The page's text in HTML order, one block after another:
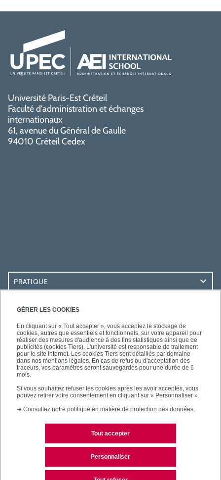
GÉRER LES COOKIES
En cliquant sur « Tout accepter », vous acceptez le stockage de
cookies, autres que essentiels et fonctionnels, sur votre appareil pour
réaliser des mesures d'audience à des fins statistiques ainsi que de
publicités (cookies Tiers). L'université est responsable de traitement
pour le site Internet. Les cookies Tiers sont détaillés par domaine
dans nos mentions légales. En cas de refus ou d'acceptation des
traceurs, vos paramètres seront sauvegardés pour une durée de 6
mois.
Si vous souhaitez refuser les cookies après les avoir acceptés, vous
pouvez retirer votre consentement en cliquant sur « Personnaliser ».
➜ Consultez notre politique en matière de protection des données.
Tout accepter
Personnaliser
Université Paris-Est Créteil
Faculté d'administration et échanges
internationaux
61, avenue du Général de Gaulle
94010 Créteil Cedex
PRATIQUE
ACCÈS RAPIDES
SUIVEZ-NOUS
Contacts
Plan du site